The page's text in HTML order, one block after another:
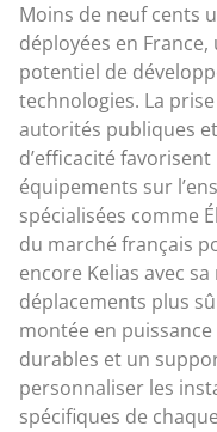
Moins de neuf cents
déployées en
potentiel de
technologies. La
autorités publiques
d’efficacité
équipements sur
spécialisées comme
du marché français
encore Kelias avec
déplacements plus
montée en
durables et un
personnaliser les
spécifiques de